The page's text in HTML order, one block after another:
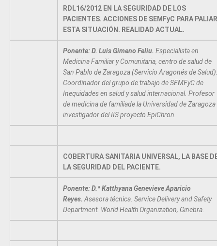
RDL16/2012 EN LA SEGURIDAD DE LOS
PACIENTES. ACCIONES DE SEMFyC PARA PALIAR
ESTA SITUACIÓN. REALIDAD ACTUAL.
Ponente: D. Luis Gimeno Feliu. Especialista en
Medicina Familiar y Comunitaria, centro de salud de
San Pablo de Zaragoza (Servicio Aragonés de
Coordinador del grupo de trabajo de SEMFyC de
Inequidades en salud y salud internacional. Profesor
de medicina de familiade la Universidad de Zaragoza
investigador del IIS proyecto EpiChron.
COBERTURA SANITARIA UNIVERSAL, LA BASE
LA SEGURIDAD DEL PACIENTE.
Ponente: D.ª Katthyana Genevieve Aparicio
Reyes. Asesora técnica. Service Delivery and Safety
Department. World Health Organization, Ginebra.